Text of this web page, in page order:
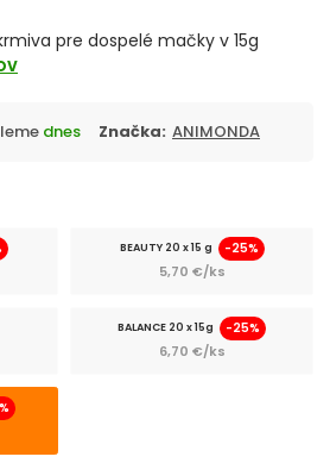
pre dospelé mačky v 15g
dnes Značka: ANIMONDA
BEAUTY 20 x 15 g -25%
5,70 €/ks
BALANCE 20 x 15g -25%
6,70 €/ks